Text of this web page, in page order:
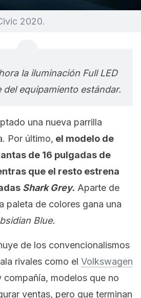
2020.
la iluminación Full LED
del equipamiento estándar.
una nueva parrilla
Por último, el modelo de
de 16 pulgadas de
que el resto estrena
Shark Grey. Aparte de
paleta de colores gana una
Blue.
de los convencionalismos
rivales como el Volkswagen
compañía, modelos que no
ventas, pero que terminan